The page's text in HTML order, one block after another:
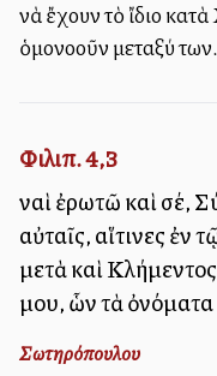
νὰ ἔχουν τὸ ἴδιο
ὁμονοοῦν μεταξύ των.
Φιλιπ. 4,3
ναὶ ἐρωτῶ καὶ σέ,
αὐταῖς, αἵτινες ἐν
μετὰ καὶ
μου, ὧν τὰ
Σωτηρόπουλου